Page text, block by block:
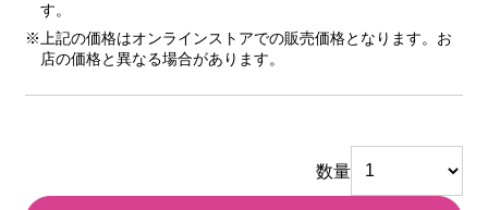
す。
※上記の価格はオンラインストアでの販売価格となります。お
店の価格と異なる場合があります。
数量